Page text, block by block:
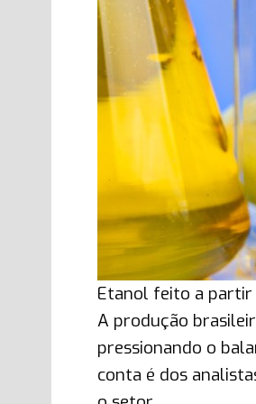
Etanol feito a partir
A produção
pressionando o
conta é dos